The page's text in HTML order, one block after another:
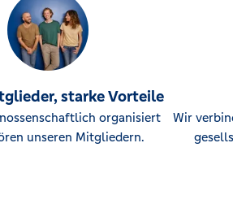
starke Vorteile
organisiert
unseren Mitgliedern.
Wir